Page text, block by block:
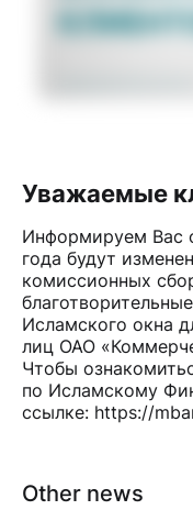
Уважаемые
Информируем Вас
года будут
комиссионных
Исламского окна
лиц ОАО
Чтобы
по Исламскому
ссылке: https://
Other news